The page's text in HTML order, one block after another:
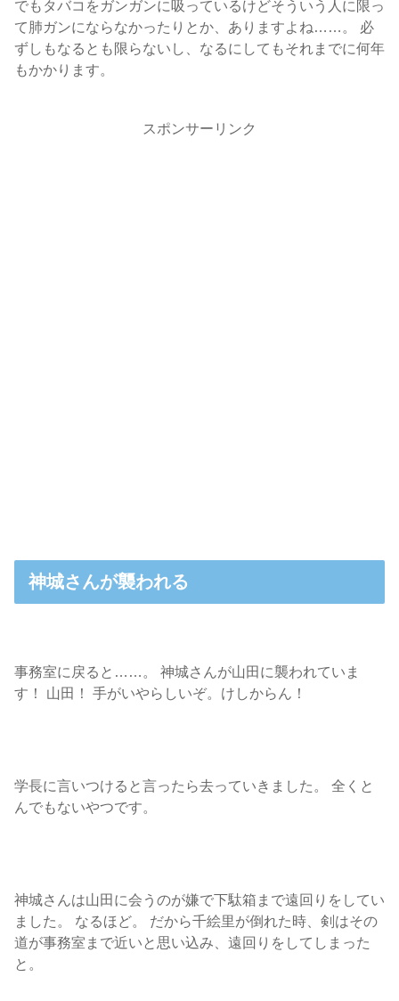
でもタバコをガンガンに吸っているけどそういう人に限っ
て肺ガンにならなかったりとか、ありますよね……。 必
ずしもなるとも限らないし、なるにしてもそれまでに何年
もかかります。
スポンサーリンク
神城さんが襲われる
事務室に戻ると……。 神城さんが山田に襲われていま
す！ 山田！ 手がいやらしいぞ。けしからん！
学長に言いつけると言ったら去っていきました。 全くと
んでもないやつです。
神城さんは山田に会うのが嫌で下駄箱まで遠回りをしてい
ました。 なるほど。 だから千絵里が倒れた時、剣はその
道が事務室まで近いと思い込み、遠回りをしてしまった
と。